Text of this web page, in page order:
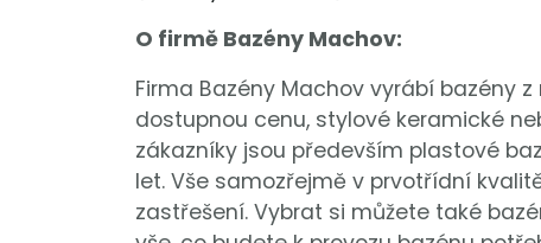
O firmě Bazény Machov:
Firma Bazény Machov vyrábí bazény
dostupnou cenu, stylové keramické
zákazníky jsou především plastové
let. Vše samozřejmě v prvotřídní
zastřešení. Vybrat si můžete také